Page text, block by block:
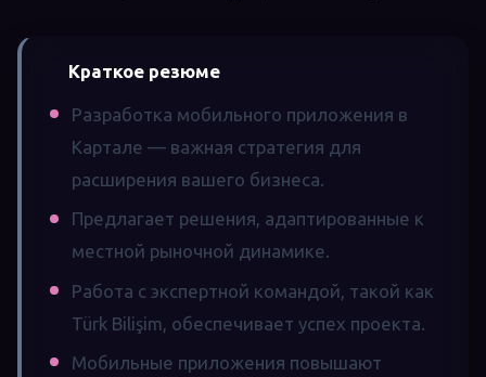
Краткое резюме
Разработка мобильного приложения в
Картале — важная стратегия для
расширения вашего бизнеса.
Предлагает решения, адаптированные к
местной рыночной динамике.
Работа с экспертной командой, такой как
Türk Bilişim, обеспечивает успех проекта.
Мобильные приложения повышают